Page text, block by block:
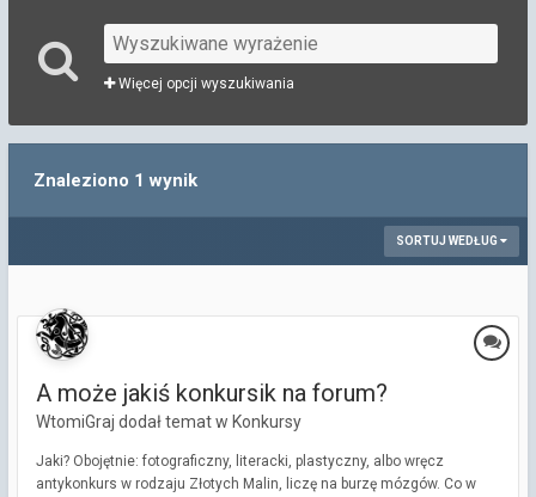
Więcej opcji wyszukiwania
Znaleziono 1 wynik
SORTUJ WEDŁUG
A może jakiś konkursik na forum?
WtomiGraj dodał temat w Konkursy
Jaki? Obojętnie: fotograficzny, literacki, plastyczny, albo wręcz
antykonkurs w rodzaju Złotych Malin, liczę na burzę mózgów. Co w